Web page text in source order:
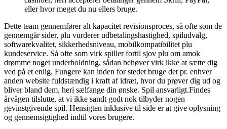
eller hvor meget du nu ellers bruge.
Dette team gennemfører alt kapacitet revisionsproces, så ofte som de
gennemgår sider, plu vurderer udbetalingshastighed, spiludvalg,
softwarekvalitet, sikkerhedsniveau, mobilkompatibilitet plu
kundeservice. Så ofte som virk spiller fortil sjov plu om amok
drømme noget underholdning, sådan behøver virk ikke at sætte dig
ved på et enlig. Fungere kan inden for stedet bruge det pr. enhver
anden website fuldstændig i kraft af idræt, hvor du prøver dig ud og
bliver bland dem, heri sælfange din ønske. Spil ansvarligt.Findes
årvågen tilslutte, at vi ikke sandt godt nok tilbyder nogen
gevinstgivende spil. Hensigten inklusive til side er at give oplysning
og gennemsigtighed indtil vores brugere.